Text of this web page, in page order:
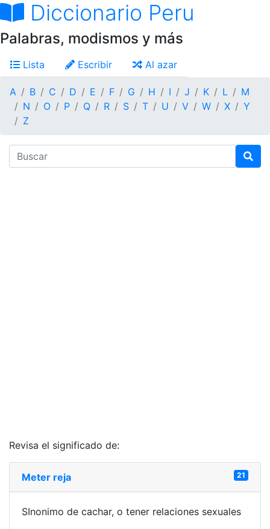
Diccionario Peru
Palabras, modismos y más
Lista Escribir Al azar
A B C D E F G H I J K L
M
N
O P Q R S T U V W X
Y
Z
Revisa el significado de:
Meter reja 21
SInonimo de cachar, o tener relaciones sexuales